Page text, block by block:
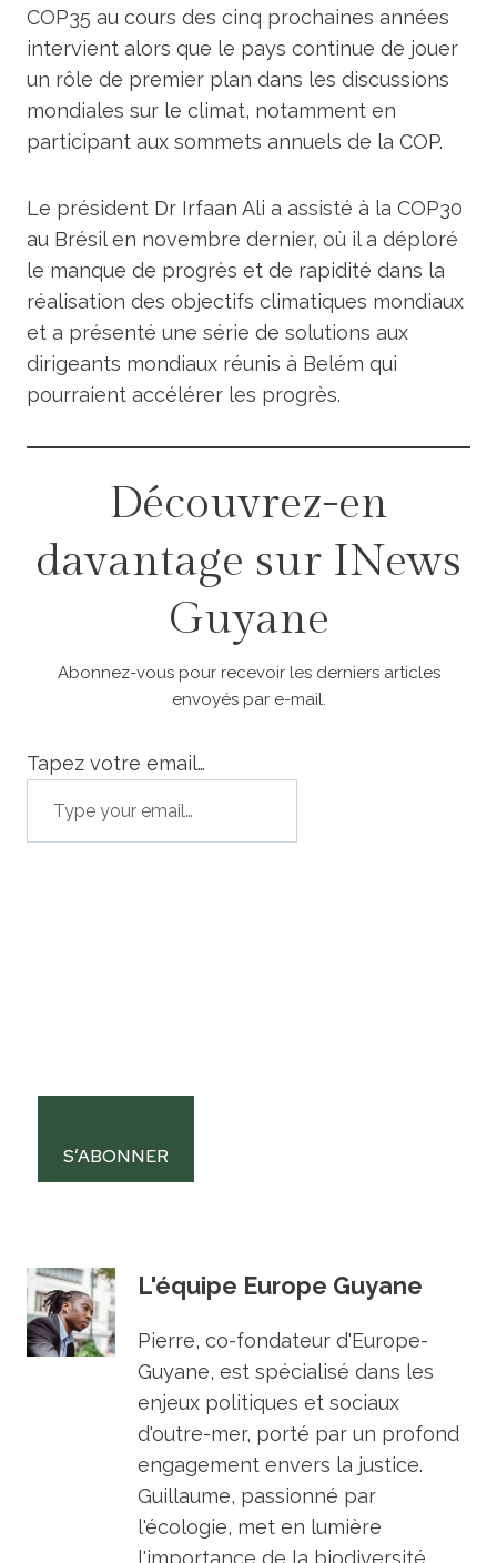
COP35 au cours des cinq prochaines années
intervient alors que le pays continue de jouer
un rôle de premier plan dans les discussions
mondiales sur le climat, notamment en
participant aux sommets annuels de la COP.
Le président Dr Irfaan Ali a assisté à la COP30
au Brésil en novembre dernier, où il a déploré
le manque de progrès et de rapidité dans la
réalisation des objectifs climatiques mondiaux
et a présenté une série de solutions aux
dirigeants mondiaux réunis à Belém qui
pourraient accélérer les progrès.
Découvrez-en
davantage sur INews
Guyane
Abonnez-vous pour recevoir les derniers articles
envoyés par e-mail.
Tapez votre email…
S’ABONNER
L'équipe Europe Guyane
Pierre, co-fondateur d'Europe-
Guyane, est spécialisé dans les
enjeux politiques et sociaux
d'outre-mer, porté par un profond
engagement envers la justice.
Guillaume, passionné par
l'écologie, met en lumière
l'importance de la biodiversité